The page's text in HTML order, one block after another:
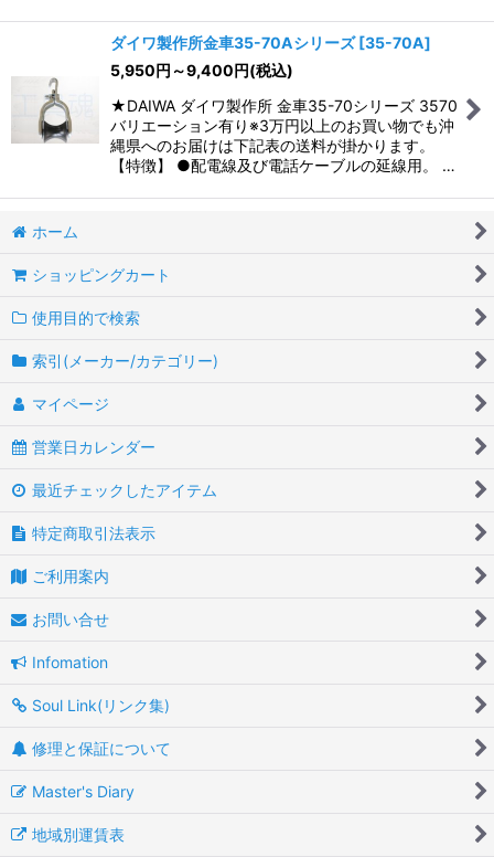
ダイワ製作所金車35-70Aシリーズ [35-70A]
5,950円 ～9,400円(税込)
★DAIWA ダイワ製作所 金車35-70シリーズ 3570
バリエーション有り※3万円以上のお買い物でも沖
縄県へのお届けは下記表の送料が掛かります。
【特徴】 ●配電線及び電話ケーブルの延線用。 …
ホーム
ショッピングカート
使用目的で検索
索引(メーカー/カテゴリー)
マイページ
営業日カレンダー
最近チェックしたアイテム
特定商取引法表示
ご利用案内
お問い合せ
Infomation
Soul Link(リンク集)
修理と保証について
Master's Diary
地域別運賃表